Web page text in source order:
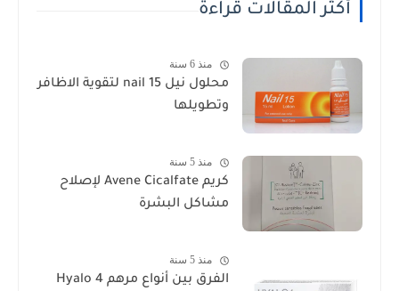
أكثر المقالات قراءة
منذ 6 سنة
محلول نيل nail 15 لتقوية الاظافر
وتطويلها
منذ 5 سنة
كريم Avene Cicalfate لإصلاح
مشاكل البشرة
منذ 5 سنة
الفرق بين أنواع مرهم Hyalo 4